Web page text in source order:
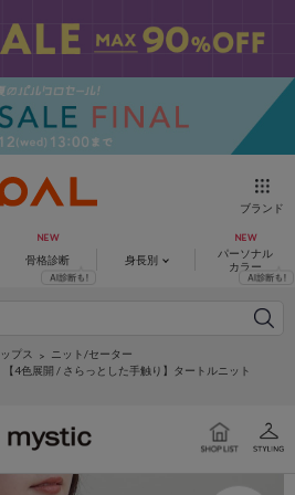
ブランド
骨格診断 身長別
パーソナル
カラー
ップス
ニット/セーター
【4色展開 / さらっとした手触り】タートルニット